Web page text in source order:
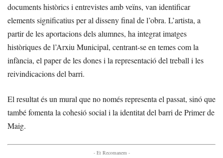
documents històrics i entrevistes amb veïns, van identificar
elements significatius per al disseny final de l’obra. L’artista, a
partir de les aportacions dels alumnes, ha integrat imatges
històriques de l’Arxiu Municipal, centrant-se en temes com la
infància, el paper de les dones i la representació del treball i les
reivindicacions del barri.
El resultat és un mural que no només representa el passat, sinó que
també fomenta la cohesió social i la identitat del barri de Primer de
Maig.
- Et Recomanem -